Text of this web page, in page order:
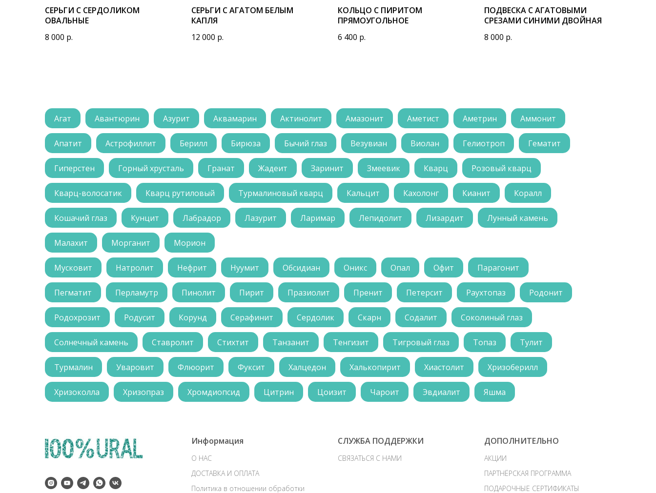
СЕРЬГИ С СЕРДОЛИКОМ
ОВАЛЬНЫЕ
8 000 р.
СЕРЬГИ С АГАТОМ БЕЛЫМ
КАПЛЯ
12 000 р.
КОЛЬЦО С ПИРИТОМ
ПРЯМОУГОЛЬНОЕ
6 400 р.
ПОДВЕСКА С АГАТОВЫМИ
СРЕЗАМИ СИНИМИ ДВОЙНАЯ
8 000 р.
Агат Авантюрин Азурит Аквамарин Актинолит Амазонит Аметист Аметрин Аммонит
Апатит Астрофиллит Берилл Бирюза Бычий глаз Везувиан Виолан Гелиотроп Гематит
Гиперстен Горный хрусталь Гранат Жадеит Заринит Змеевик Кварц Розовый кварц
Кварц-волосатик Кварц рутиловый Турмалиновый кварц Кальцит Кахолонг Кианит Коралл
Кошачий глаз Кунцит Лабрадор Лазурит Ларимар Лепидолит Лизардит Лунный камень
Малахит Морганит Морион
Мусковит Натролит Нефрит Нуумит Обсидиан Оникс Опал Офит Парагонит
Пегматит Перламутр Пинолит Пирит Празиолит Пренит Петерсит Раухтопаз Родонит
Родохрозит Родусит Корунд Серафинит Сердолик Скарн Содалит Соколиный глаз
Солнечный камень Ставролит Стихтит Танзанит Тенгизит Тигровый глаз Топаз Тулит
Турмалин Уваровит Флюорит Фуксит Халцедон Халькопирит Хиастолит Хризоберилл
Хризоколла Хризопраз Хромдиопсид Цитрин Цоизит Чароит Эвдиалит Яшма
Информация
О НАС
ДОСТАВКА И ОПЛАТА
Политика в отношении обработки
СЛУЖБА ПОДДЕРЖКИ
СВЯЗАТЬСЯ С НАМИ
ДОПОЛНИТЕЛЬНО
АКЦИИ
ПАРТНЁРСКАЯ ПРОГРАММА
ПОДАРОЧНЫЕ СЕРТИФИКАТЫ